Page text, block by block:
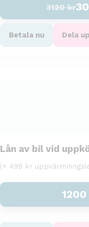
3120kr
Betala nu Dela
Lån av bil vid
(+ 499 kr
1200